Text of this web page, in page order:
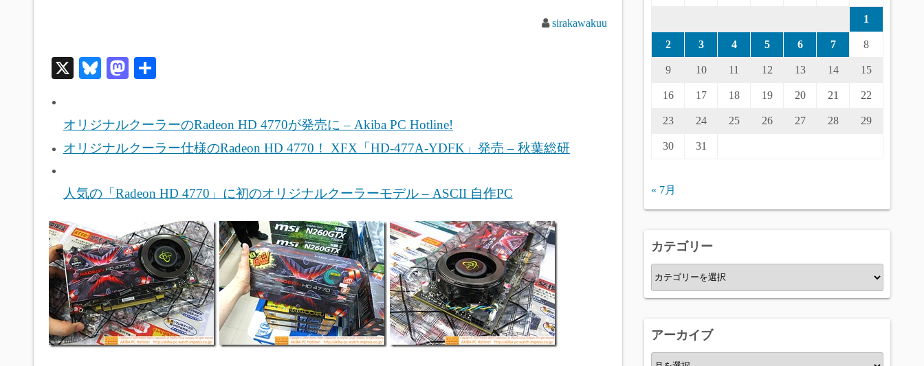
sirakawakuu
X
Bl
y
M
do
n
オリジナルクーラーのRadeon HD 4770が発売に – Akiba PC Hotline!
オリジナルクーラー仕様のRadeon HD 4770！ XFX「HD-477A-YDFK」発売 – 秋葉総研
人気の「Radeon HD 4770」に初のオリジナルクーラーモデル – ASCII 自作PC
1
2 3 4 5 6 7 8
9 10 11 12 13 14 15
16 17 18 19 20 21 22
23 24 25 26 27 28 29
30 31
« 7月
カテゴリー
カ
テ
ー
アーカイブ
ア